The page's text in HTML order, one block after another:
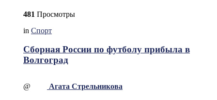
481 Просмотры
in Спорт
Сборная России по футболу прибыла в
Волгоград
@ Агата Стрельникова